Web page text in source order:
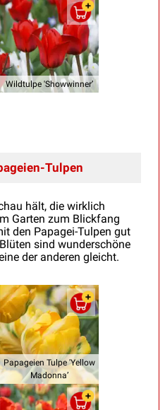
Wildtulpe 'Showwinner’
Tulpen
hält, die wirklich
Garten zum Blickfang
den Papagei-Tulpen gut
sind wunderschöne
der anderen gleicht.
Papageien Tulpe 'Yellow
Madonna’